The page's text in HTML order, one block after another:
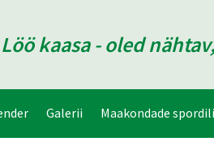
Löö kaasa - oled
Galerii Maakondade